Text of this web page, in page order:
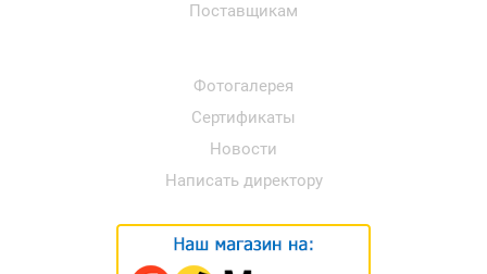
Поставщикам
Фотогалерея
Сертификаты
Новости
Написать директору